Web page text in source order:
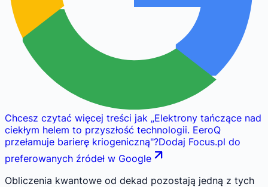
Chcesz czytać więcej treści jak „Elektrony tańczące nad
ciekłym helem to przyszłość technologii. EeroQ
przełamuje barierę kriogeniczną"?Dodaj Focus.pl do
preferowanych źródeł w Google
Obliczenia kwantowe od dekad pozostają jedną z tych